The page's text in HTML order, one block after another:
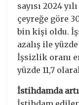
sayısı 2024
çeyreğe göre
bin kişi oldu.
azalış ile
İşsizlik oranı
yüzde 11,7
İstihdamda